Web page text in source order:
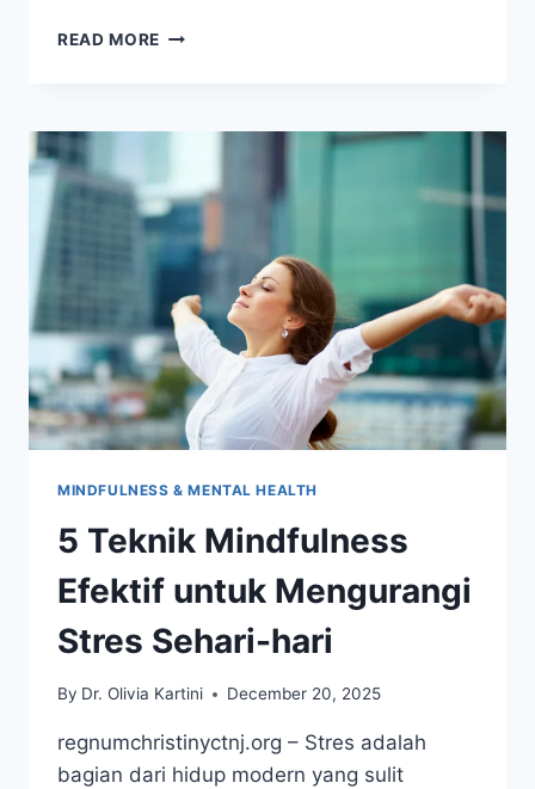
READ MORE KISAH
TAKUT
CEMAS
DALAM
HIDUP
MINDFULNESS & MENTAL HEALTH
5 Teknik Mindfulness
Efektif untuk Mengurangi
Stres Sehari-hari
By Dr. Olivia Kartini December 20, 2025
regnumchristinyctnj.org – Stres adalah
bagian dari hidup modern yang sulit